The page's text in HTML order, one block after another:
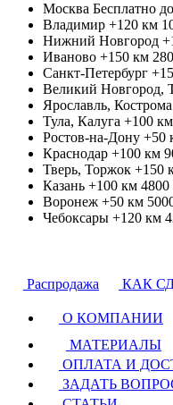
Москва Бесплатно
Владимир +120 км
Нижний Новгород
Иваново +150 км
Санкт-Петербург
Великий Новгород,
Ярославль,
Тула, Калуга +100 км
Ростов-на-Дону +50
Краснодар +100 км
Тверь, Торжок +150
Казань +100 км 4800
Воронеж +50 км
Чебоксары +120 км
Распродажа КАК
О КОМПАНИИ
МАТЕРИАЛЫ
ОПЛАТА И
ЗАДАТЬ